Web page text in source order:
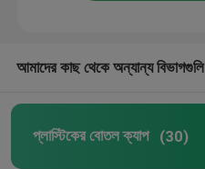
আমাদের কাছ থেকে অন্যান্য বিভাগগুলি
প্লাস্টিকের বোতল ক্যাপ (30)